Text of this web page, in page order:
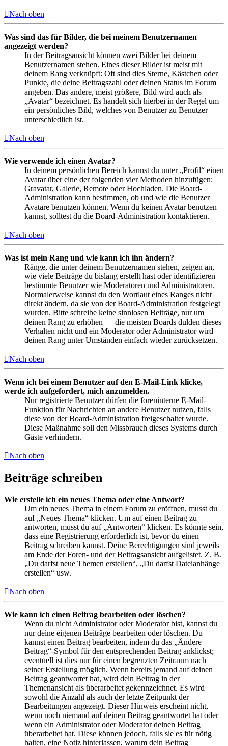
Nach oben
Was sind das für Bilder, die bei meinem Benutzernamen
angezeigt werden?
In der Beitragsansicht können zwei Bilder bei deinem
Benutzernamen stehen. Eines dieser Bilder ist meist mit
deinem Rang verknüpft: Oft sind dies Sterne, Kästchen oder
Punkte, die deine Beitragszahl oder deinen Status im Forum
angeben. Das andere, meist größere, Bild wird auch als
„Avatar“ bezeichnet. Es handelt sich hierbei in der Regel um
ein persönliches Bild, welches von Benutzer zu Benutzer
unterschiedlich ist.
Nach oben
Wie verwende ich einen Avatar?
In deinem persönlichen Bereich kannst du unter „Profil“ einen
Avatar über eine der folgenden vier Methoden hinzufügen:
Gravatar, Galerie, Remote oder Hochladen. Die Board-
Administration kann bestimmen, ob und wie die Benutzer
Avatare benutzen können. Wenn du keinen Avatar benutzen
kannst, solltest du die Board-Administration kontaktieren.
Nach oben
Was ist mein Rang und wie kann ich ihn ändern?
Ränge, die unter deinem Benutzernamen stehen, zeigen an,
wie viele Beiträge du bislang erstellt hast oder identifizieren
bestimmte Benutzer wie Moderatoren und Administratoren.
Normalerweise kannst du den Wortlaut eines Ranges nicht
direkt ändern, da sie von der Board-Administration festgelegt
wurden. Bitte schreibe keine sinnlosen Beiträge, nur um
deinen Rang zu erhöhen — die meisten Boards dulden dieses
Verhalten nicht und ein Moderator oder Administrator wird
deinen Rang unter Umständen einfach wieder zurücksetzen.
Nach oben
Wenn ich bei einem Benutzer auf den E-Mail-Link klicke,
werde ich aufgefordert, mich anzumelden.
Nur registrierte Benutzer dürfen die foreninterne E-Mail-
Funktion für Nachrichten an andere Benutzer nutzen, falls
diese von der Board-Administration freigeschaltet wurde.
Diese Maßnahme soll den Missbrauch dieses Systems durch
Gäste verhindern.
Nach oben
Beiträge schreiben
Wie erstelle ich ein neues Thema oder eine Antwort?
Um ein neues Thema in einem Forum zu eröffnen, musst du
auf „Neues Thema“ klicken. Um auf einen Beitrag zu
antworten, musst du auf „Antworten“ klicken. Es könnte sein,
dass eine Registrierung erforderlich ist, bevor du einen
Beitrag schreiben kannst. Deine Berechtigungen sind jeweils
am Ende der Foren- und der Beitragsansicht aufgelistet. Z. B.
„Du darfst neue Themen erstellen“, „Du darfst Dateianhänge
erstellen“ usw.
Nach oben
Wie kann ich einen Beitrag bearbeiten oder löschen?
Wenn du nicht Administrator oder Moderator bist, kannst du
nur deine eigenen Beiträge bearbeiten oder löschen. Du
kannst einen Beitrag bearbeiten, indem du das „Ändere
Beitrag“-Symbol für den entsprechenden Beitrag anklickst;
eventuell ist dies nur für einen begrenzten Zeitraum nach
seiner Erstellung möglich. Wenn bereits jemand auf deinen
Beitrag geantwortet hat, wird dein Beitrag in der
Themenansicht als überarbeitet gekennzeichnet. Es wird
sowohl die Anzahl als auch der letzte Zeitpunkt der
Bearbeitungen angezeigt. Dieser Hinweis erscheint nicht,
wenn noch niemand auf deinen Beitrag geantwortet hat oder
wenn ein Administrator oder Moderator deinen Beitrag
überarbeitet hat. Diese können jedoch, falls sie es für nötig
halten, eine Notiz hinterlassen, warum dein Beitrag